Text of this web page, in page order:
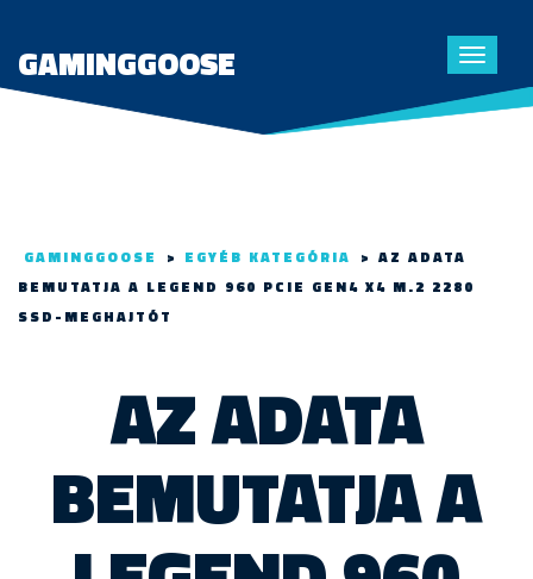
Toggle
GAMINGGOOSE
GAMINGGOOSE > EGYÉB KATEGÓRIA > AZ ADATA
BEMUTATJA A LEGEND 960 PCIE GEN4 X4 M.2 2280
SSD-MEGHAJTÓT
AZ ADATA
BEMUTATJA A